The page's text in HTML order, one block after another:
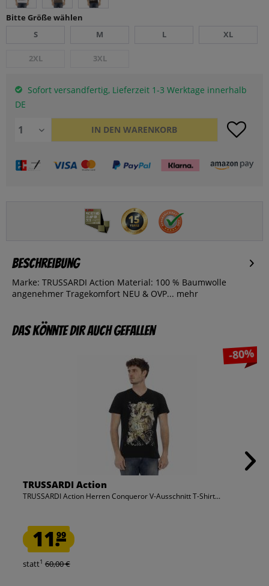
Bitte Größe wählen
S
M L XL
2XL 3XL
Sofort versandfertig, Lieferzeit 1-3 Werktage innerhalb
DE
IN DEN WARENKORB
Beschreibung
Marke: TRUSSARDI Action Material: 100 % Baumwolle
angenehmer Tragekomfort NEU & OVP... mehr
Das könnte dir auch gefallen
-80%
TRUSSARDI Action
TRUSSARDI Action Herren Conqueror V-Ausschnitt T-Shirt...
11.99
statt1 60,00 €